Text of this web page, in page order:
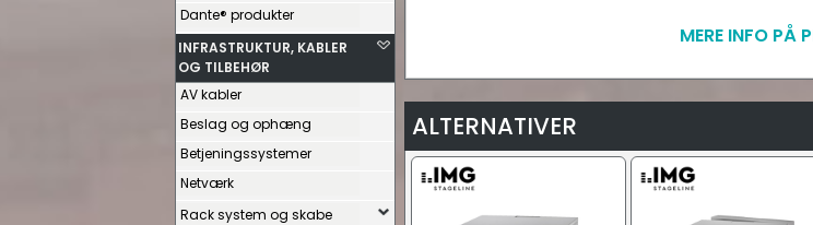
Dante® produkter
INFRASTRUKTUR, KABLER
OG TILBEHØR
AV kabler
Beslag og ophæng
Betjeningssystemer
Netværk
Rack system og skabe
MERE INFO PÅ
ALTERNATIVER